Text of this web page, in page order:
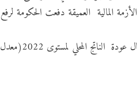
المالية العميقة دفعت الحكومة